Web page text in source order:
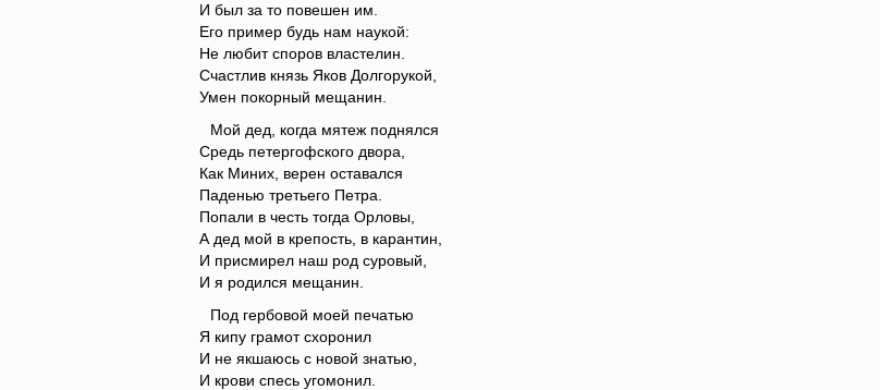
И был за то повешен им.
Его пример будь нам наукой:
Не любит споров властелин.
Счастлив князь Яков Долгорукой,
Умен покорный мещанин.
Мой дед, когда мятеж поднялся
Средь петергофского двора,
Как Миних, верен оставался
Паденью третьего Петра.
Попали в честь тогда Орловы,
А дед мой в крепость, в карантин,
И присмирел наш род суровый,
И я родился мещанин.
Под гербовой моей печатью
Я кипу грамот схоронил
И не якшаюсь с новой знатью,
И крови спесь угомонил.